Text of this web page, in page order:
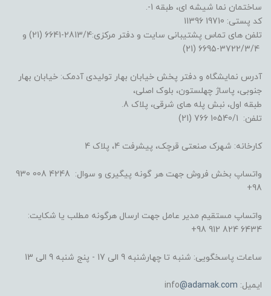
ساختمان نما شیشه ای، طبقه 1-.
کد پستی: 19710 11396
تلفن های تماس پشتیبانی سایت و دفتر مرکزی:2813/4-6641 (21) و
آدرس نمایشگاه و دفتر پخش خیابان بهار تولیدی آدمک: خیابان بهار
جنوبی، پاساژ چهلستون، بلوک اصلی،
طبقه اول، نبش پله های شرقی، پلاک 8.
تلفن: 10540/1 766 (21)
کارخانه: شهرک صنعتی قرچک، پیشرفت 4، پلاک 4
واتساپ بخش فروش جهت هر گونه پیگیری و سوال: 4248 008 930
98+
واتساپ مستقیم مدیر عامل جهت ارسال هرگونه مطلب یا شکایت:
6434 824 912 98+
ساعات پاسخگویی: شنبه تا چهارشنبه 9 الی 17 - پنج شنبه 9 الی 13
ایمیل: info @adamak.com